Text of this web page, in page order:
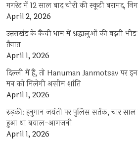
गगरेट में 12 साल बाद चोरी की स्कूटी बरामद,
April 2, 2026
उत्तराखंड के कैंची धाम में श्रद्धालुओं की बढ़ती
तैनात
April 1, 2026
दिल्ली में हैं, तो Hanuman Janmotsav पर
मन को मिलेगी असीम शांति
April 1, 2026
रुड़की: हनुमान जयंती पर पुलिस सर्तक, चार साल
हुआ था बवाल-आगजनी
April 1, 2026